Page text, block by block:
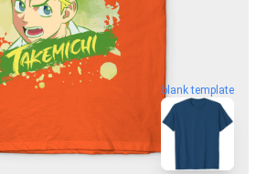
blank template